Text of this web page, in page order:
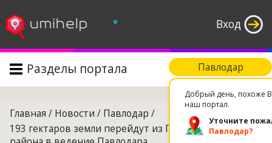
Вход
°
Павлодар
Добрый день, похоже
наш портал.
Уточните
Павлодар?
Разделы портала Поиск
Главная / Новости / Павлодар /
193 гектаров земли перейдут из Павлодарского